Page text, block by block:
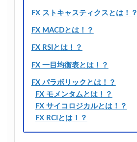
FX ストキャスティクスとは！？
FX MACDとは！？
FX RSIとは！？
FX 一目均衡表とは！？
FX パラボリックとは！？
FX モメンタムとは！？
FX サイコロジカルとは！？
FX RCIとは！？